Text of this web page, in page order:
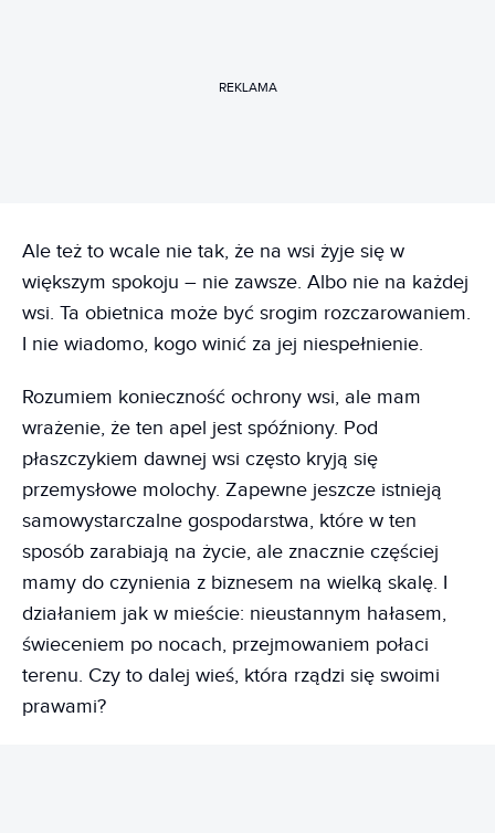
REKLAMA
Ale też to wcale nie tak, że na wsi żyje się w
większym spokoju – nie zawsze. Albo nie na każdej
wsi. Ta obietnica może być srogim rozczarowaniem.
I nie wiadomo, kogo winić za jej niespełnienie.
Rozumiem konieczność ochrony wsi, ale mam
wrażenie, że ten apel jest spóźniony. Pod
płaszczykiem dawnej wsi często kryją się
przemysłowe molochy. Zapewne jeszcze istnieją
samowystarczalne gospodarstwa, które w ten
sposób zarabiają na życie, ale znacznie częściej
mamy do czynienia z biznesem na wielką skalę. I
działaniem jak w mieście: nieustannym hałasem,
świeceniem po nocach, przejmowaniem połaci
terenu. Czy to dalej wieś, która rządzi się swoimi
prawami?